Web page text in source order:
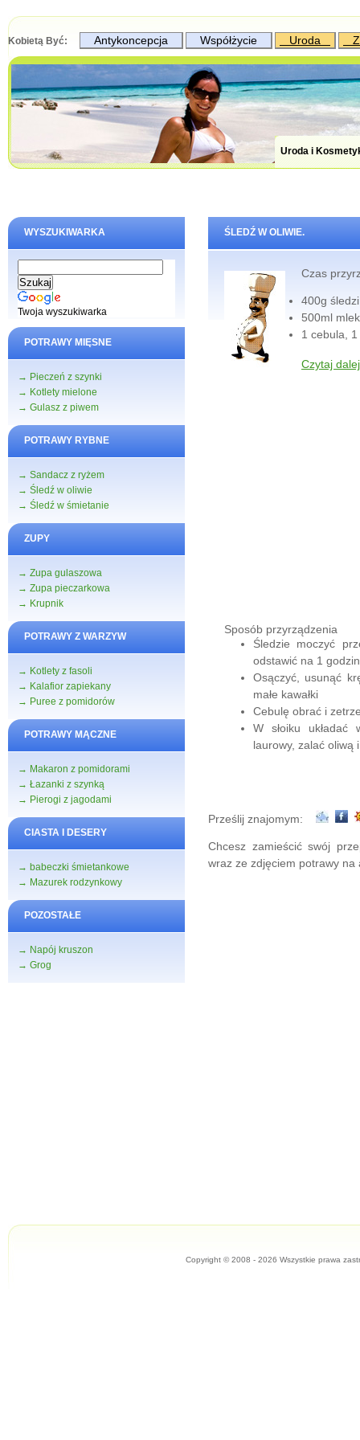
Kobietą Być: Antykoncepcja Współżycie Uroda
Uroda i
WYSZUKIWARKA
Twoja wyszukiwarka
POTRAWY MIĘSNE
→ Pieczeń z szynki
→ Kotlety mielone
→ Gulasz z piwem
POTRAWY RYBNE
→ Sandacz z ryżem
→ Śledź w oliwie
→ Śledź w śmietanie
ZUPY
→ Zupa gulaszowa
→ Zupa pieczarkowa
→ Krupnik
POTRAWY Z WARZYW
→ Kotlety z fasoli
→ Kalafior zapiekany
→ Puree z pomidorów
POTRAWY MĄCZNE
→ Makaron z pomidorami
→ Łazanki z szynką
→ Pierogi z jagodami
CIASTA I DESERY
→ babeczki śmietankowe
→ Mazurek rodzynkowy
POZOSTAŁE
→ Napój kruszon
→ Grog
ŚLEDŹ W OLIWIE.
Czas
400g śledzi
500ml
1 cebula,
Czytaj
Sposób przyrządzenia
Śledzie moczyć
odstawić na 1
Osączyć, usunąć
małe kawałki
Cebulę obrać i
W słoiku układać
laurowy, zalać oliwą
Prześlij znajomym:
Chcesz zamieścić swój
wraz ze zdjęciem potrawy
Copyright © 2008 - 2026 Wszystkie prawa